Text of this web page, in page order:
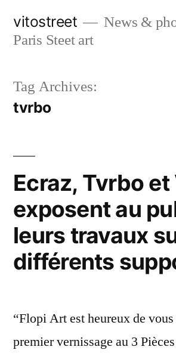
vitostreet
News &
Paris Steet art
Tag Archives:
tvrbo
Ecraz, Tvrbo
exposent au
leurs travaux
différents
“Flopi Art est heureux de
premier vernissage au 3